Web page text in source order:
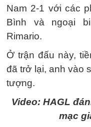
Nam 2-1 với các
Bình và ngoại
Rimario.
Ở trận đấu này,
đã trở lại, anh vào
tượng.
Video: HAGL
mạc